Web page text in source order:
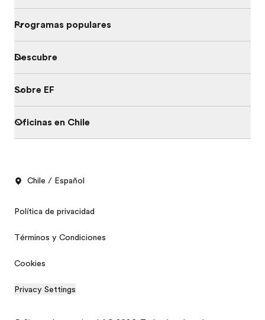
Programas populares
Descubre
Sobre EF
Oficinas en Chile
Chile / Español
Política de privacidad
Términos y Condiciones
Cookies
Privacy Settings